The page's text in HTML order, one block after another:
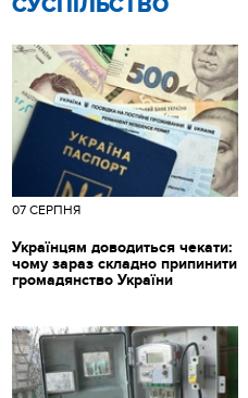
07 СЕРПНЯ
Українцям доводиться чекати:
чому зараз складно припинити
громадянство України